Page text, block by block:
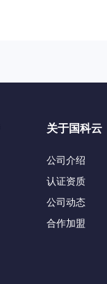
关于国科云
公司介绍
认证资质
公司动态
合作加盟